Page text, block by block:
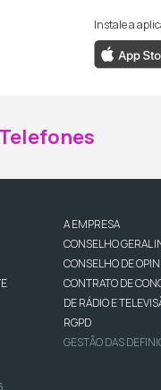
da RTP
da
Instale a
A EMPRESA
CONSELHO GERAL
CONSELHO DE
CONTRATO DE
DE RÁDIO E
RGPD
GESTÃO DAS